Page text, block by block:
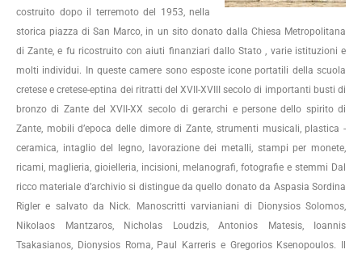
costruito dopo il terremoto del 1953, nella
storica piazza di San Marco, in un sito donato dalla Chiesa Metropolitana
di Zante, e fu ricostruito con aiuti finanziari dallo Stato , varie istituzioni e
molti individui. In queste camere sono esposte icone portatili della scuola
cretese e cretese-eptina dei ritratti del XVII-XVIII secolo di importanti busti di
bronzo di Zante del XVII-XX secolo di gerarchi e persone dello spirito di
Zante, mobili d’epoca delle dimore di Zante, strumenti musicali, plastica -
ceramica, intaglio del legno, lavorazione dei metalli, stampi per monete,
ricami, maglieria, gioielleria, incisioni, melanografi, fotografie e stemmi Dal
ricco materiale d’archivio si distingue da quello donato da Aspasia Sordina
Rigler e salvato da Nick. Manoscritti varvianiani di Dionysios Solomos,
Nikolaos Mantzaros, Nicholas Loudzis, Antonios Matesis, Ioannis
Tsakasianos, Dionysios Roma, Paul Karreris e Gregorios Ksenopoulos. Il